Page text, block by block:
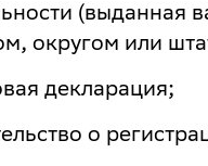
(выданная
округом или
декларация;
о